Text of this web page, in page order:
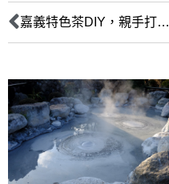
嘉義特色茶DIY，親手打造獨一無二的茶品